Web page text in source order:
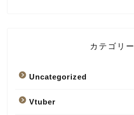
カテゴリー
Uncategorized
Vtuber